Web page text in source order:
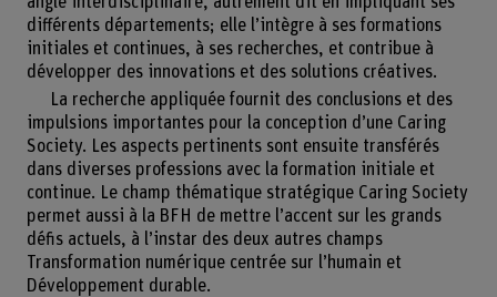
différents départements; elle l’intègre à ses formations
initiales et continues, à ses recherches, et contribue à
développer des innovations et des solutions créatives.
La recherche appliquée fournit des conclusions et des
impulsions importantes pour la conception d’une Caring
Society. Les aspects pertinents sont ensuite transférés
dans diverses professions avec la formation initiale et
continue. Le champ thématique stratégique Caring Society
permet aussi à la BFH de mettre l’accent sur les grands
défis actuels, à l’instar des deux autres champs
Transformation numérique centrée sur l’humain et
Développement durable.